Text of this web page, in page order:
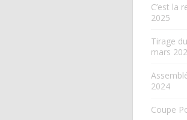
C’est la
2025
Tirage
mars
2024
Coupe